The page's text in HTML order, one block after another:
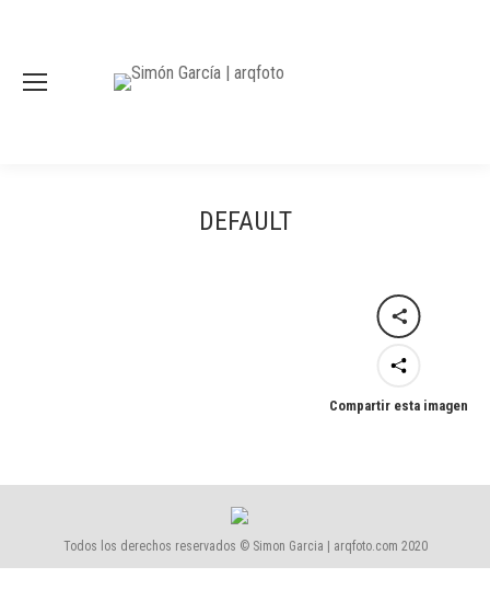
DEFAULT
Compartir esta imagen
Todos los derechos reservados © Simon Garcia | arqfoto.com 2020